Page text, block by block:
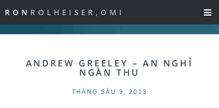
RON ROLHEISER,OMI
ANDREW GREELEY – AN NGHỈ
NGÀN THU
THÁNG SÁU 9, 2013